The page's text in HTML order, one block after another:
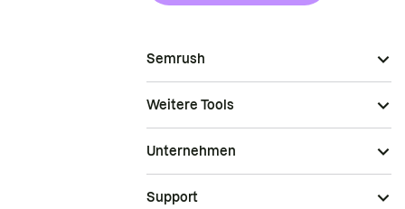
Semrush
Weitere Tools
Unternehmen
Support